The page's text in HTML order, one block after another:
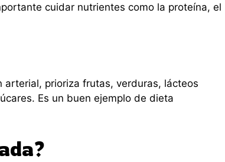
cuidar nutrientes como la proteína, el
arterial, prioriza frutas, verduras, lácteos
Es un buen ejemplo de dieta